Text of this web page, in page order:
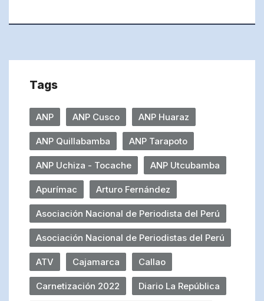
Tags
ANP ANP Cusco ANP Huaraz
ANP Quillabamba ANP Tarapoto
ANP Uchiza - Tocache ANP Utcubamba
Apurímac Arturo Fernández
Asociación Nacional de Periodista del Perú
Asociación Nacional de Periodistas del Perú
ATV Cajamarca Callao
Carnetización 2022 Diario La República